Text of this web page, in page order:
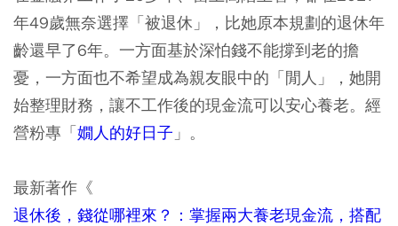
年49歲無奈選擇「被退休」，比她原本規劃的退休年
齡還早了6年。一方面基於深怕錢不能撐到老的擔
憂，一方面也不希望成為親友眼中的「閒人」，她開
始整理財務，讓不工作後的現金流可以安心養老。經
營粉專「嫺人的好日子 」。
最新著作《
退休後，錢從哪裡來？：掌握兩大養老現金流，搭配